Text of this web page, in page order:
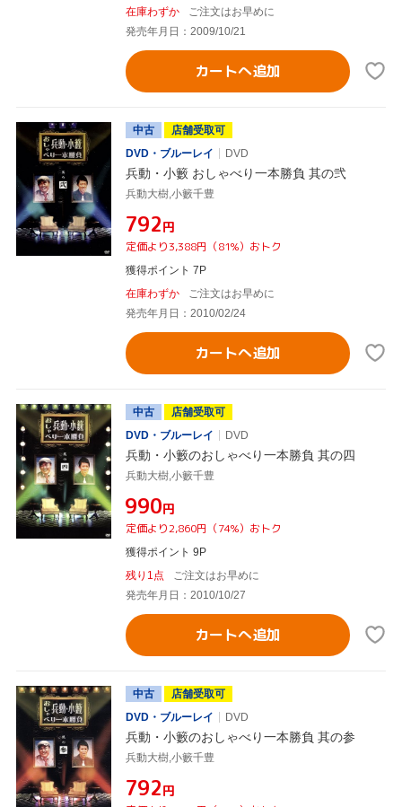
在庫わずか
ご注文はお早めに
発売年月日：2009/10/21
カートへ追加
中古
店舗受取可
DVD・ブルーレイ
DVD
兵動・小籔 おしゃべり一本勝負 其の弐
兵動大樹,小籔千豊
¥792円
定価より3,388円（81%）おトク
獲得ポイント 7P
在庫わずか
ご注文はお早めに
発売年月日：2010/02/24
カートへ追加
中古
店舗受取可
DVD・ブルーレイ
DVD
兵動・小籔のおしゃべり一本勝負 其の四
兵動大樹,小籔千豊
¥990円
定価より2,860円（74%）おトク
獲得ポイント 9P
残り1点
ご注文はお早めに
発売年月日：2010/10/27
カートへ追加
中古
店舗受取可
DVD・ブルーレイ
DVD
兵動・小籔のおしゃべり一本勝負 其の参
兵動大樹,小籔千豊
¥792円